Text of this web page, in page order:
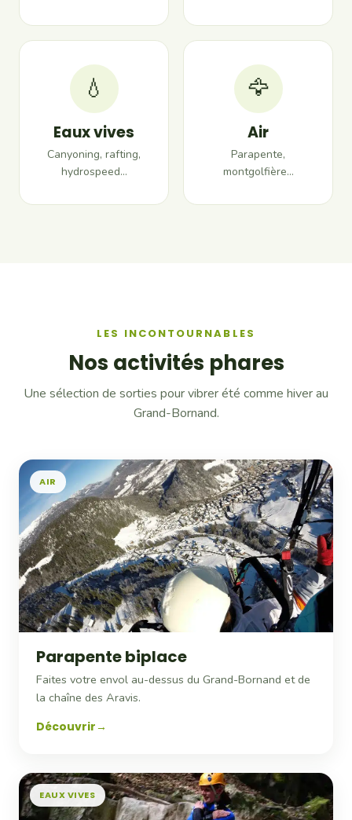
💧
Eaux vives
Canyoning, rafting,
hydrospeed…
🦅
Air
Parapente,
montgolfière…
LES INCONTOURNABLES
Nos activités phares
Une sélection de sorties pour vibrer été comme hiver au
Grand-Bornand.
AIR
Parapente biplace
Faites votre envol au-dessus du Grand-Bornand et de
la chaîne des Aravis.
Découvrir
EAUX VIVES